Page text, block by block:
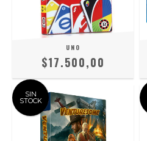
UNO
$17.500,00
SIN
STOCK